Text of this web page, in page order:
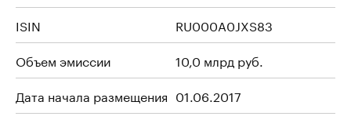
ISIN
RU000A0JXS83
Объем эмиссии
10,0 млрд руб.
Дата начала размещения 01.06.2017